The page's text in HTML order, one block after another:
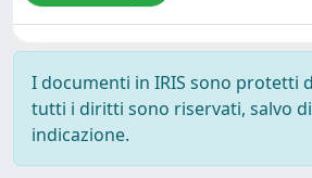
I documenti in IRIS sono protetti
tutti i diritti sono riservati, salvo
indicazione.